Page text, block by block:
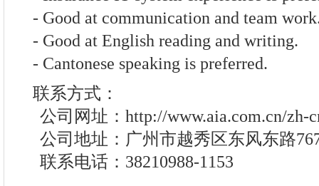
- Good at communication and team
- Good at English reading and writing.
- Cantonese speaking is preferred.
联系方式：
公司网址： http://www.aia.com.cn/zh-
公司地址：广州市越秀区东风东路
联系电话：38210988-1153